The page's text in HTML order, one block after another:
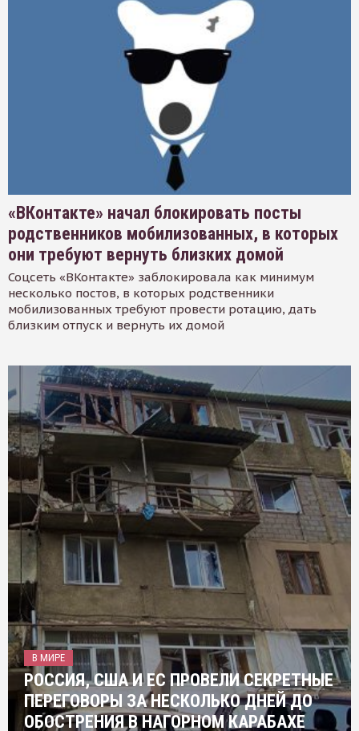
«ВКонтакте» начал блокировать посты
родственников мобилизованных, в которых
они требуют вернуть близких домой
Соцсеть «ВКонтакте» заблокировала как минимум
несколько постов, в которых родственники
мобилизованных требуют провести ротацию, дать
близким отпуск и вернуть их домой
В МИРЕ
РОССИЯ, США И ЕС ПРОВЕЛИ СЕКРЕТНЫЕ
ПЕРЕГОВОРЫ ЗА НЕСКОЛЬКО ДНЕЙ ДО
ОБОСТРЕНИЯ В НАГОРНОМ КАРАБАХЕ